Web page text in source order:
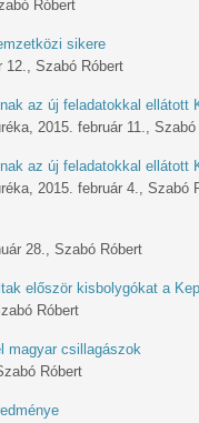
Róbert
sikere
12., Szabó Róbert
az új feladatokkal ellátott
2015. február 11., Szabó
az új feladatokkal ellátott
2015. február 4., Szabó
28., Szabó Róbert
először kisbolygókat a
Róbert
magyar csillagászok
Róbert